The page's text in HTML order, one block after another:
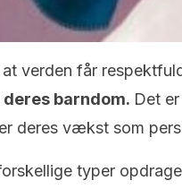
verden får
barndom. Det
deres vækst som
typer